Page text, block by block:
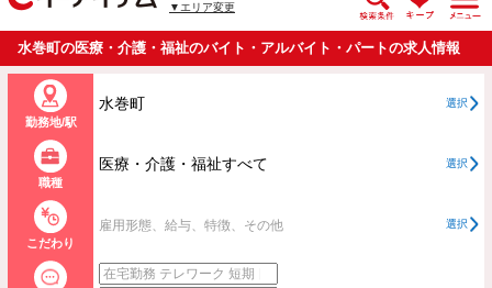
▼エリア変更
水巻町の医療・介護・福祉のバイト・アルバイト・パートの求人情報
一覧
勤務地/駅
水巻町 選択
職種
医療・介護・福祉すべて 選択
こだわり
雇用形態、給与、特徴、その他 選択